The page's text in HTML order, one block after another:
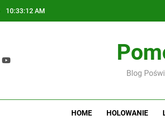
10:33:12 AM
Blog
HOME HOLOWANIE